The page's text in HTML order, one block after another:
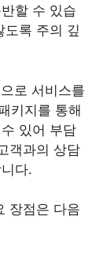
할 수 있습
도록 주의 깊
으로 서비스를
키지를 통해
있어 부담
객과의 상담
다.
장점은 다음